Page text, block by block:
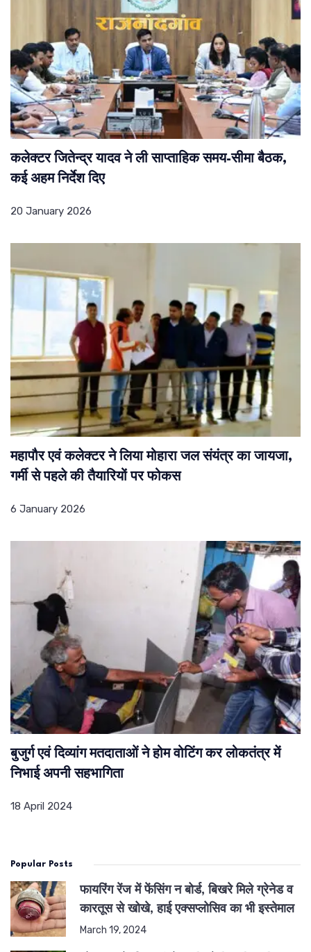
कलेक्टर जितेन्द्र यादव ने ली साप्ताहिक समय-सीमा बैठक,
कई अहम निर्देश दिए
20 January 2026
महापौर एवं कलेक्टर ने लिया मोहारा जल संयंत्र का जायजा,
गर्मी से पहले की तैयारियों पर फोकस
6 January 2026
बुजुर्ग एवं दिव्यांग मतदाताओं ने होम वोटिंग कर लोकतंत्र में
निभाई अपनी सहभागिता
18 April 2024
Popular Posts
फायरिंग रेंज में फेंसिंग न बोर्ड, बिखरे मिले ग्रेनेड व
कारतूस से खोखे, हाई एक्सप्लोसिव का भी इस्तेमाल
March 19, 2024